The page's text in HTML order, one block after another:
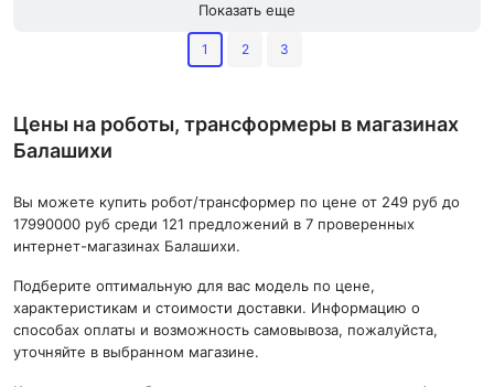
Показать еще
1 2 3
Цены на роботы, трансформеры в магазинах
Балашихи
Вы можете купить робот/трансформер по цене от 249 руб до
17990000 руб среди 121 предложений в 7 проверенных
интернет-магазинах Балашихи.
Подберите оптимальную для вас модель по цене,
характеристикам и стоимости доставки. Информацию о
способах оплаты и возможность самовывоза, пожалуйста,
уточняйте в выбранном магазине.